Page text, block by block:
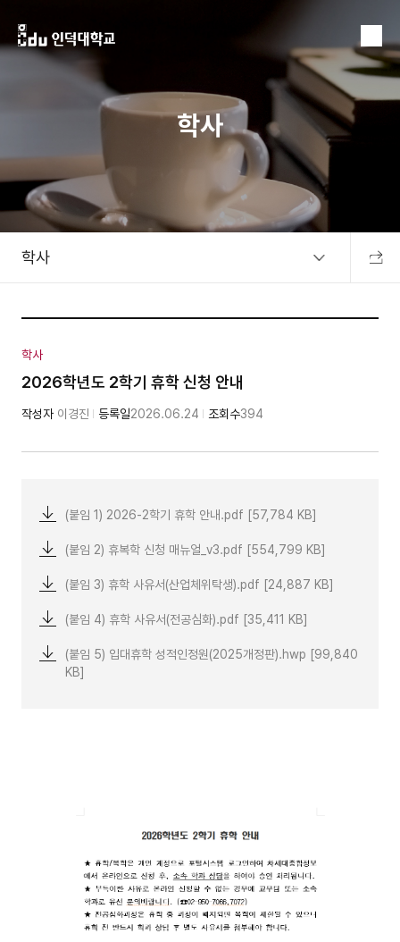
학사
학사 공유하
학사
2026학년도 2학기 휴학 신청 안내
작성자 이경진 등록일2026.06.24 조회수394
(붙임 1) 2026-2학기 휴학 안내.pdf [57,784 KB]
(붙임 2) 휴복학 신청 매뉴얼_v3.pdf [554,799 KB]
(붙임 3) 휴학 사유서(산업체위탁생).pdf [24,887 KB]
(붙임 4) 휴학 사유서(전공심화).pdf [35,411 KB]
(붙임 5) 입대휴학 성적인정원(2025개정판).hwp [99,840
KB]